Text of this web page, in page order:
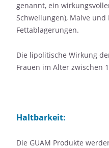
genannt, ein
Schwellungen), Malve
Fettablagerungen.
Die lipolitische Wirkung
Frauen im Alter zwischen
Haltbarkeit:
Die GUAM Produkte